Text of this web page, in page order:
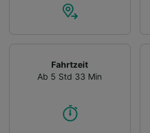
Fahrtzeit
Ab 5 Std 33 Min